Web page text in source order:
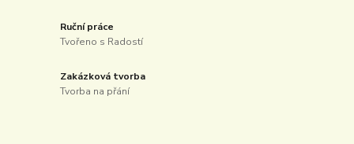
Ruční práce
Tvořeno s Radostí
Zakázková tvorba
Tvorba na přání